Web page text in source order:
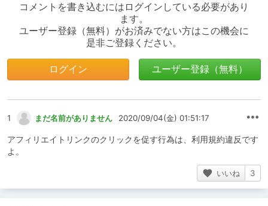
コメントを書き込むにはログインしている必要があり
ます。
ユーザー登録（無料）がお済みでない方はこの機会に
是非ご登録ください。
ログイン ユーザー登録（無料）
1 まだ名前がありません 2020/09/04(金) 01:51:17
アフィリエイトリンクのクリックを促す行為は、利用規約違反です
よ。
いいね 3